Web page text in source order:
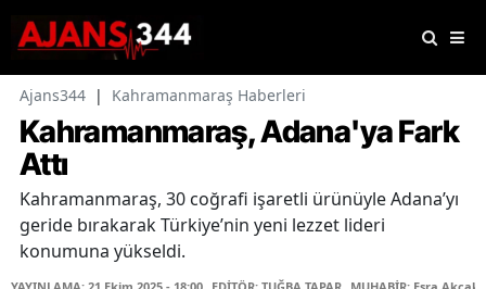
Ajans344 | Kahramanmaraş Haberleri
Kahramanmaraş, Adana'ya Fark
Attı
Kahramanmaraş, 30 coğrafi işaretli ürünüyle Adana’yı
geride bırakarak Türkiye’nin yeni lezzet lideri
konumuna yükseldi.